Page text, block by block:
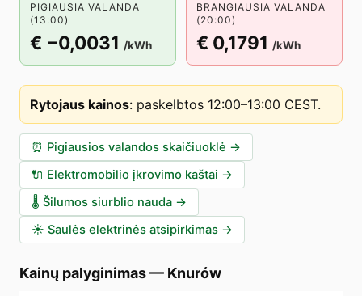
PIGIAUSIA VALANDA
(13:00)
€ −0,0031 /kWh
BRANGIAUSIA VALANDA
(20:00)
€ 0,1791 /kWh
Rytojaus kainos: paskelbtos 12:00–13:00 CEST.
⏰ Pigiausios valandos skaičiuoklė →
🔌 Elektromobilio įkrovimo kaštai →
🌡️ Šilumos siurblio nauda →
☀️ Saulės elektrinės atsipirkimas →
Kainų palyginimas— Knurów